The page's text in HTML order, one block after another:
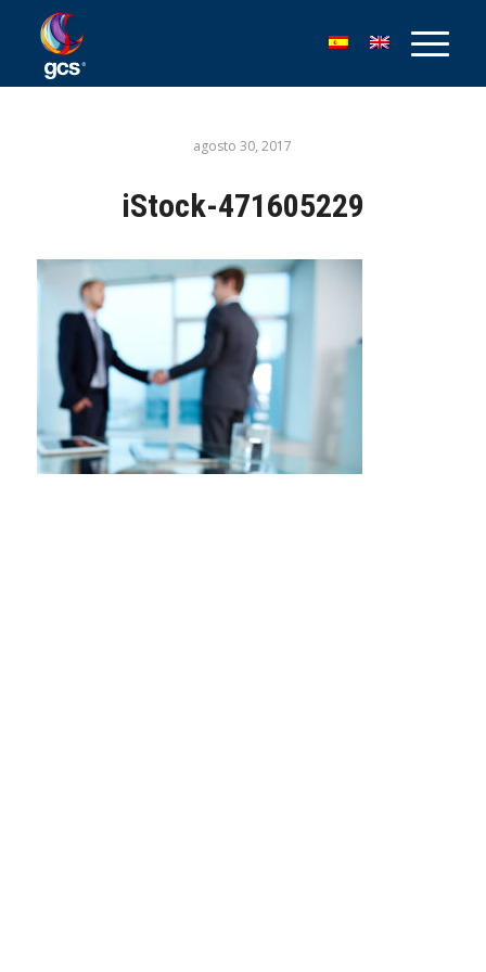
agosto 30, 2017
iStock-471605229